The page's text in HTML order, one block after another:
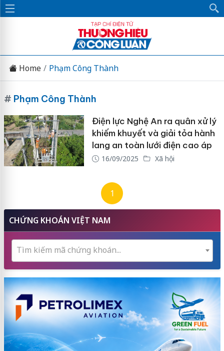
Home Phạm Công Thành
# Phạm Công Thành
Điện lực Nghệ An ra quân xử lý
khiếm khuyết và giải tỏa hành
lang an toàn lưới điện cao áp
16/09/2025 Xã hội
1
CHỨNG KHOÁN VIỆT NAM
Tìm kiếm mã chứng khoán...